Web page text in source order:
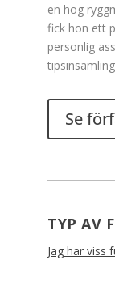
en hög
fick hon ett
personlig
Se
TYP AV
Jag har viss